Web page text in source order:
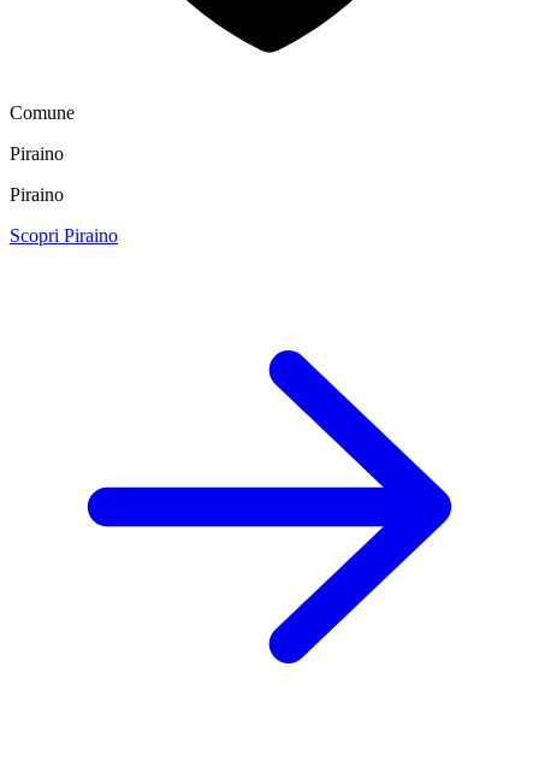
Comune
Piraino
Piraino
Scopri Piraino